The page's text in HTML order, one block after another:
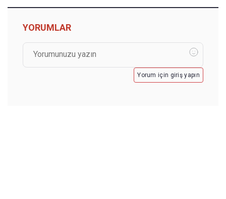
YORUMLAR
Yorum için giriş yapın